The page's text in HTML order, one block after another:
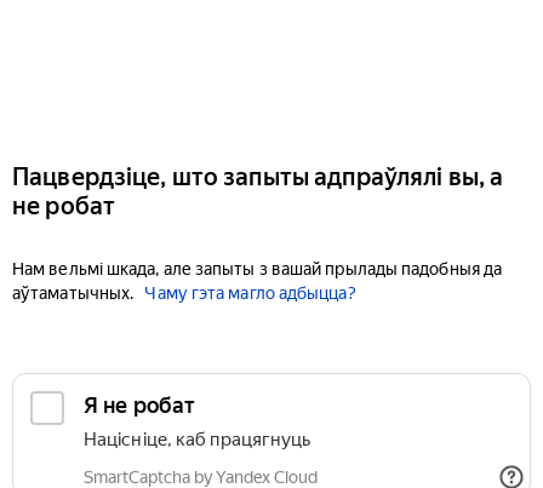
Пацвердзіце, што запыты адпраўлялі вы, а
не робат
Нам вельмі шкада, але запыты з вашай прылады падобныя да
аўтаматычных.
Чаму гэта магло адбыцца?
Я не робат
Націсніце, каб працягнуць
SmartCaptcha by Yandex Cloud